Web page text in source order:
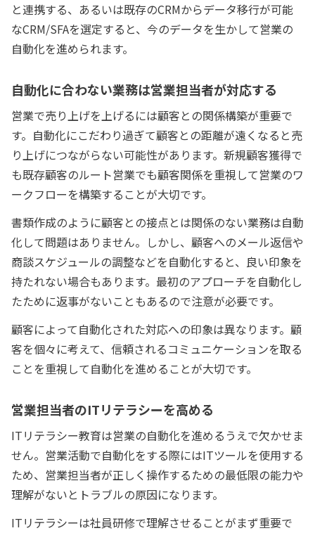
と連携する、あるいは既存のCRMからデータ移行が可能
なCRM/SFAを選定すると、今のデータを生かして営業の
自動化を進められます。
自動化に合わない業務は営業担当者が対応する
営業で売り上げを上げるには顧客との関係構築が重要で
す。自動化にこだわり過ぎて顧客との距離が遠くなると売
り上げにつながらない可能性があります。新規顧客獲得で
も既存顧客のルート営業でも顧客関係を重視して営業のワ
ークフローを構築することが大切です。
書類作成のように顧客との接点とは関係のない業務は自動
化して問題はありません。しかし、顧客へのメール返信や
商談スケジュールの調整などを自動化すると、良い印象を
持たれない場合もあります。最初のアプローチを自動化し
たために返事がないこともあるので注意が必要です。
顧客によって自動化された対応への印象は異なります。顧
客を個々に考えて、信頼されるコミュニケーションを取る
ことを重視して自動化を進めることが大切です。
営業担当者のITリテラシーを高める
ITリテラシー教育は営業の自動化を進めるうえで欠かせま
せん。営業活動で自動化をする際にはITツールを使用する
ため、営業担当者が正しく操作するための最低限の能力や
理解がないとトラブルの原因になります。
ITリテラシーは社員研修で理解させることがまず重要で